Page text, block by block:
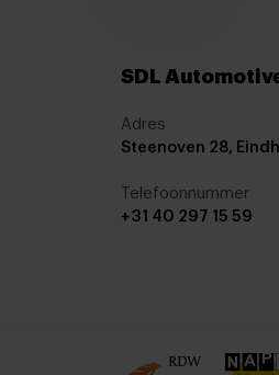
Hoofdsteunen
keyless start
Lederen
Regensensor
Stuurwiel
SDL
Adres
Steenoven 28,
Telefoonnummer
+31 40 297 15 59